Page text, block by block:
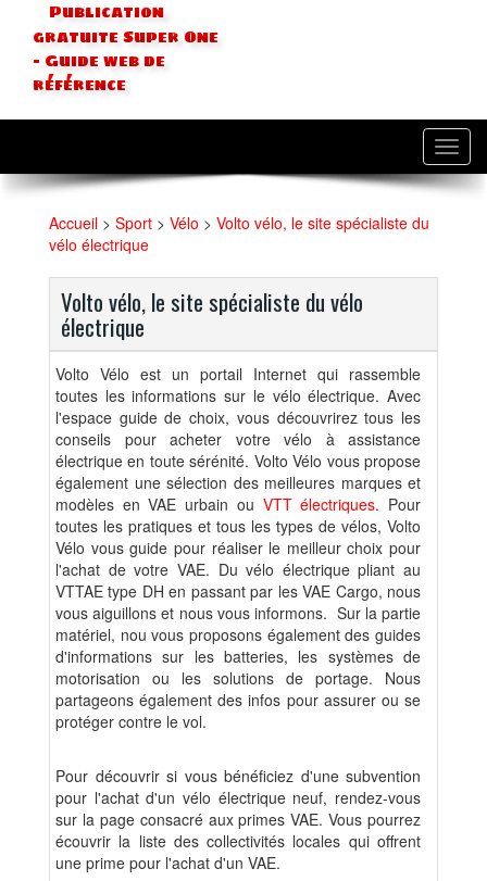
Publication
gratuite Super One
- Guide web de
référence
Accueil > Sport > Vélo > Volto vélo, le site spécialiste du
vélo électrique
Volto vélo, le site spécialiste du vélo
électrique
Volto Vélo est un portail Internet qui rassemble
toutes les informations sur le vélo électrique. Avec
l'espace guide de choix, vous découvrirez tous les
conseils pour acheter votre vélo à assistance
électrique en toute sérénité. Volto Vélo vous propose
également une sélection des meilleures marques et
modèles en VAE urbain ou VTT électriques. Pour
toutes les pratiques et tous les types de vélos, Volto
Vélo vous guide pour réaliser le meilleur choix pour
l'achat de votre VAE. Du vélo électrique pliant au
VTTAE type DH en passant par les VAE Cargo, nous
vous aiguillons et nous vous informons. Sur la partie
matériel, nou vous proposons également des guides
d'informations sur les batteries, les systèmes de
motorisation ou les solutions de portage. Nous
partageons également des infos pour assurer ou se
protéger contre le vol.
Pour découvrir si vous bénéficiez d'une subvention
pour l'achat d'un vélo électrique neuf, rendez-vous
sur la page consacré aux primes VAE. Vous pourrez
écouvrir la liste des collectivités locales qui offrent
une prime pour l'achat d'un VAE.